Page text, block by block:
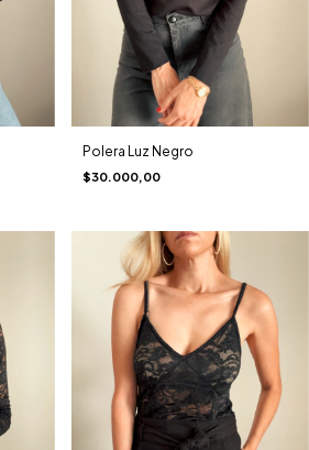
Polera Luz Negro
$30.000,00